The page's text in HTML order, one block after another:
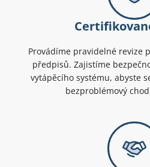
Provádíme pravidelné revize
předpisů. Zajistíme
vytápěcího systému, abyste
bezproblémový